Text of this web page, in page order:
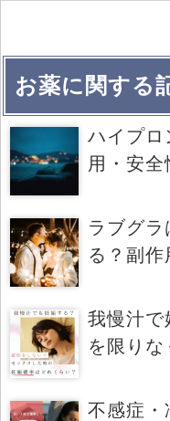
お薬に関する
ハイプロ
用・安全
ラブグ
る？副作
我慢汁で
を限りな
不感症・